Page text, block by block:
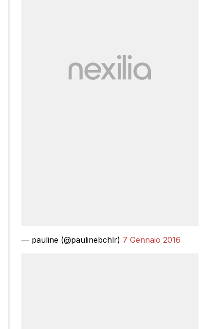
— pauline (@paulinebchlr) 7 Gennaio 2016